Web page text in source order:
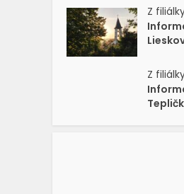
Z
Z